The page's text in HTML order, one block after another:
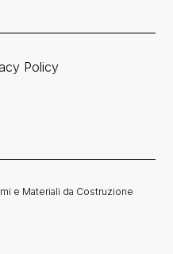
Policy
e Materiali da Costruzione